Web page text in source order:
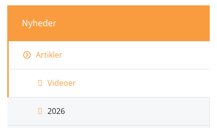
Nyheder
Artikler
Videoer
2026